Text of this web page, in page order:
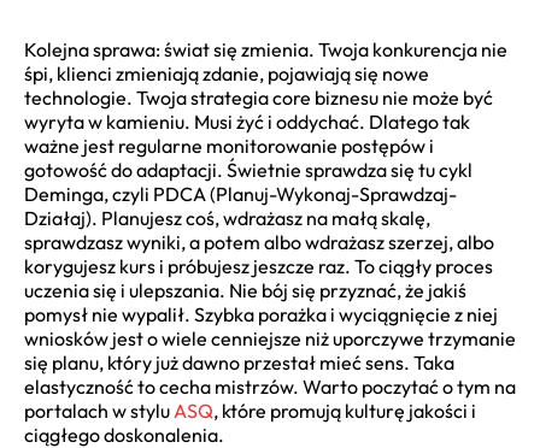
Kolejna sprawa: świat się zmienia. Twoja konkurencja nie
śpi, klienci zmieniają zdanie, pojawiają się nowe
technologie. Twoja strategia core biznesu nie może być
wyryta w kamieniu. Musi żyć i oddychać. Dlatego tak
ważne jest regularne monitorowanie postępów i
gotowość do adaptacji. Świetnie sprawdza się tu cykl
Deminga, czyli PDCA (Planuj-Wykonaj-Sprawdzaj-
Działaj). Planujesz coś, wdrażasz na małą skalę,
sprawdzasz wyniki, a potem albo wdrażasz szerzej, albo
korygujesz kurs i próbujesz jeszcze raz. To ciągły proces
uczenia się i ulepszania. Nie bój się przyznać, że jakiś
pomysł nie wypalił. Szybka porażka i wyciągnięcie z niej
wniosków jest o wiele cenniejsze niż uporczywe trzymanie
się planu, który już dawno przestał mieć sens. Taka
elastyczność to cecha mistrzów. Warto poczytać o tym na
portalach w stylu ASQ, które promują kulturę jakości i
ciągłego doskonalenia.